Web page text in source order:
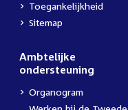
Toegankelijkheid
Sitemap
Ambtelijke
ondersteuning
Organogram